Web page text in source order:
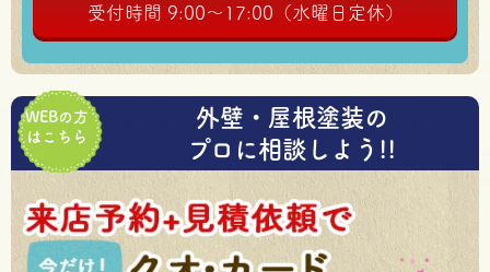
受付時間 9:00～17:00（水曜日定休）
WEBの方
はこちら
外壁・屋根塗装の
プロに相談しよう!!